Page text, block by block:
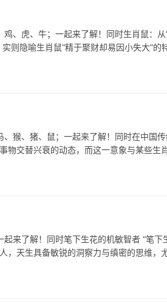
、虎、牛；一起来了解！同时生肖鼠：从
则隐喻生肖鼠“精于聚财却易因小失大”的
猴、猪、鼠；一起来了解！同时在中国
物交替兴衰的动态，而这一意象与某些生
来了解！同时笔下生花的机敏智者 “笔下
，天生具备敏锐的洞察力与缜密的思维，